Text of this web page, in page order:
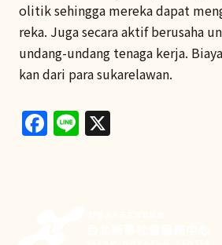
olitik sehingga mereka dapat
reka. Juga secara aktif berusaha
undang-undang tenaga kerja.
kan dari para sukarelawan.
Facebook
Line